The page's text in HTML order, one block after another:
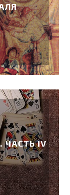
IV